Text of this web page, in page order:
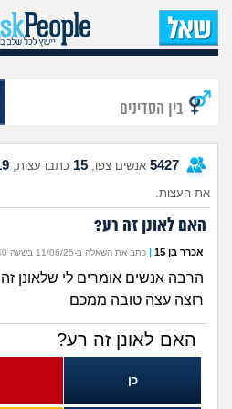
בין הסדינים
5427 אנשים צפו, 15 כתבו עצות,
את העצות.
האם לאונן זה רע?
אכרר בן 15 | כתב את השאלה ב-11/06/25 בשעה 11:40
הרבה אנשים אומרים לי שלאונן
רוצה עצה טובה ממכם
האם לאונן זה רע?
כן